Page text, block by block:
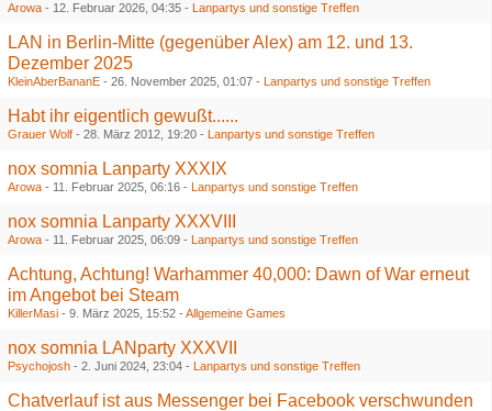
Arowa - 12. Februar 2026, 04:35 - Lanpartys und sonstige Treffen
LAN in Berlin-Mitte (gegenüber Alex) am 12. und 13.
Dezember 2025
KleinAberBananE - 26. November 2025, 01:07 - Lanpartys und sonstige Treffen
Habt ihr eigentlich gewußt......
Grauer Wolf - 28. März 2012, 19:20 - Lanpartys und sonstige Treffen
nox somnia Lanparty XXXIX
Arowa - 11. Februar 2025, 06:16 - Lanpartys und sonstige Treffen
nox somnia Lanparty XXXVIII
Arowa - 11. Februar 2025, 06:09 - Lanpartys und sonstige Treffen
Achtung, Achtung! Warhammer 40,000: Dawn of War erneut
im Angebot bei Steam
KillerMasi - 9. März 2025, 15:52 - Allgemeine Games
nox somnia LANparty XXXVII
Psychojosh - 2. Juni 2024, 23:04 - Lanpartys und sonstige Treffen
Chatverlauf ist aus Messenger bei Facebook verschwunden